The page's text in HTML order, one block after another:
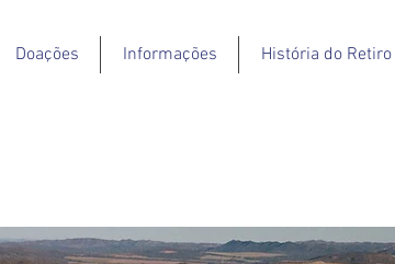
Doações Informações História do Retiro